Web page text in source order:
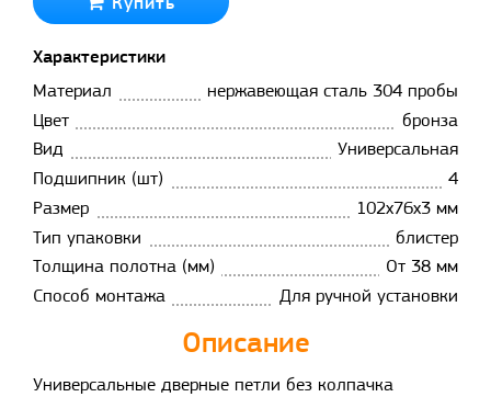
Характеристики
Материал
нержавеющая сталь 304 пробы
Цвет
бронза
Вид
Универсальная
Подшипник (шт)
4
Размер
102x76x3 мм
Тип упаковки
блистер
Толщина полотна (мм)
От 38 мм
Способ монтажа
Для ручной установки
Описание
Универсальные дверные петли без колпачка